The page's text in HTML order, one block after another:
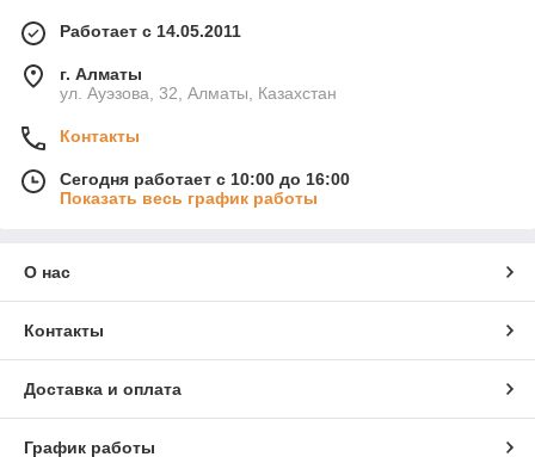
Работает с 14.05.2011
г. Алматы
ул. Ауэзова, 32, Алматы, Казахстан
Контакты
Сегодня работает с 10:00 до 16:00
Показать весь график работы
О нас
Контакты
Доставка и оплата
График работы